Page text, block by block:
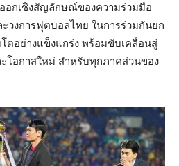
อกเชิงสัญลักษณ์ของความร่วมมือ
วงการฟุตบอลไทย ในการร่วมกันยก
ตอย่างแข็งแกร่ง พร้อมขับเคลื่อนสู่
โอกาสใหม่ สำหรับทุกภาคส่วนของ